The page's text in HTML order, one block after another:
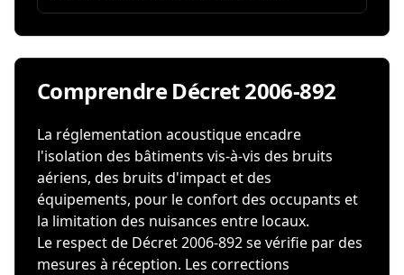
Comprendre Décret 2006-892
La réglementation acoustique encadre
l'isolation des bâtiments vis-à-vis des bruits
aériens, des bruits d'impact et des
équipements, pour le confort des occupants et
la limitation des nuisances entre locaux.
Le respect de Décret 2006-892 se vérifie par des
mesures à réception. Les corrections